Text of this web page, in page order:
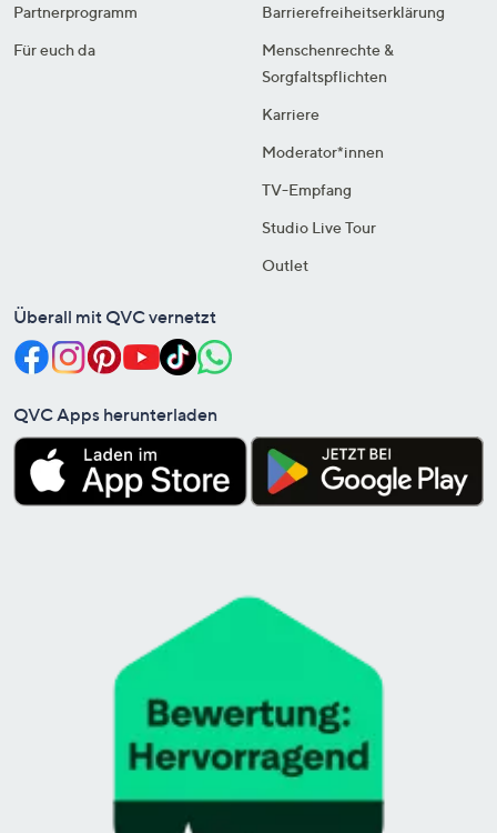
Partnerprogramm
Für euch da
Barrierefreiheitserklärung
Menschenrechte &
Sorgfaltspflichten
Karriere
Moderator*innen
TV-Empfang
Studio Live Tour
Outlet
Überall mit QVC vernetzt
QVC Apps herunterladen